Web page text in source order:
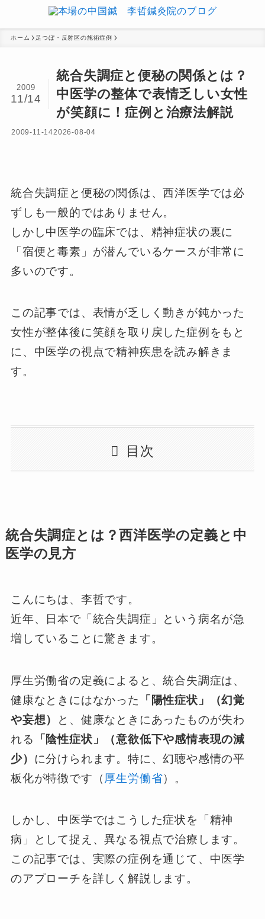
ホーム 足つぼ・反射区の施術症例
統合失調症と便秘の関係とは？
中医学の整体で表情乏しい女性
が笑顔に！症例と治療法解説
2009
11/14
2009-11-142026-08-04
統合失調症と便秘の関係は、西洋医学では必
ずしも一般的ではありません。
しかし中医学の臨床では、精神症状の裏に
「宿便と毒素」が潜んでいるケースが非常に
多いのです。
この記事では、表情が乏しく動きが鈍かった
女性が整体後に笑顔を取り戻した症例をもと
に、中医学の視点で精神疾患を読み解きま
す。
目次
統合失調症とは？西洋医学の定義と中
医学の見方
こんにちは、李哲です。
近年、日本で「統合失調症」という病名が急
増していることに驚きます。
厚生労働省の定義によると、統合失調症は、
健康なときにはなかった
「陽性症状」（幻覚
や妄想）
と、健康なときにあったものが失わ
れる
「陰性症状」（意欲低下や感情表現の減
少） に分けられます。特に、幻聴や感情の平
板化が特徴です（ 厚生労働省）。
しかし、中医学ではこうした症状を「精神
病」として捉え、異なる視点で治療します。
この記事では、実際の症例を通じて、中医学
のアプローチを詳しく解説します。